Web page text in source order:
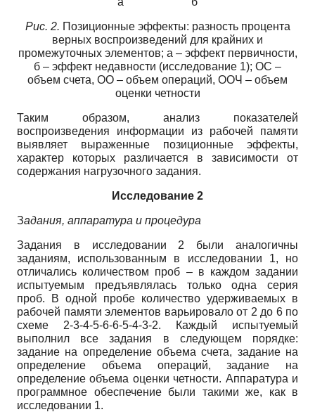
Рис. 2. Позиционные эффекты: разность процента
верных воспроизведений для крайних и
промежуточных элементов; а – эффект первичности,
б – эффект недавности (исследование 1); ОС –
объем счета, ОО – объем операций, ООЧ – объем
оценки четности
Таким образом, анализ показателей
воспроизведения информации из рабочей памяти
выявляет выраженные позиционные эффекты,
характер которых различается в зависимости от
содержания нагрузочного задания.
Исследование 2
Задания, аппаратура и процедура
Задания в исследовании 2 были аналогичны
заданиям, использованным в исследовании 1, но
отличались количеством проб – в каждом задании
испытуемым предъявлялась только одна серия
проб. В одной пробе количество удерживаемых в
рабочей памяти элементов варьировало от 2 до 6 по
схеме 2-3-4-5-6-6-5-4-3-2. Каждый испытуемый
выполнил все задания в следующем порядке:
задание на определение объема счета, задание на
определение объема операций, задание на
определение объема оценки четности. Аппаратура и
программное обеспечение были такими же, как в
исследовании 1.